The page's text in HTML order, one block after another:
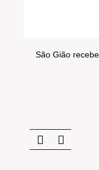
São Gião